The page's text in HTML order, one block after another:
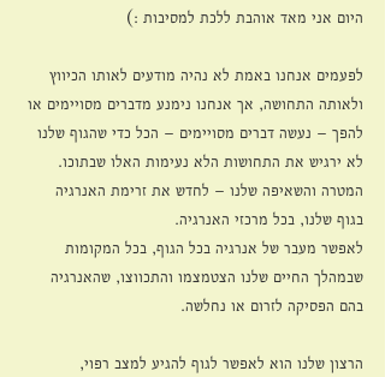
היום אני מאד אוהבת ללכת למסיבות :)
לפעמים אנחנו באמת לא נהיה מודעים לאותו הכיווץ
ולאותה התחושה, אך אנחנו נימנע מדברים מסויימים או
להפך – נעשה דברים מסויימים – הכל כדי שהגוף שלנו
לא ירגיש את התחושות הלא נעימות האלו שבתוכו.
המטרה והשאיפה שלנו – לחדש את זרימת האנרגיה
בגוף שלנו, בכל מרכזי האנרגיה.
לאפשר מעבר של אנרגיה בכל הגוף, בכל המקומות
שבמהלך החיים שלנו הצטמצמו והתכווצו, שהאנרגיה
בהם הפסיקה לזרום או נחלשה.
הרצון שלנו הוא לאפשר לגוף להגיע למצב רפוי,